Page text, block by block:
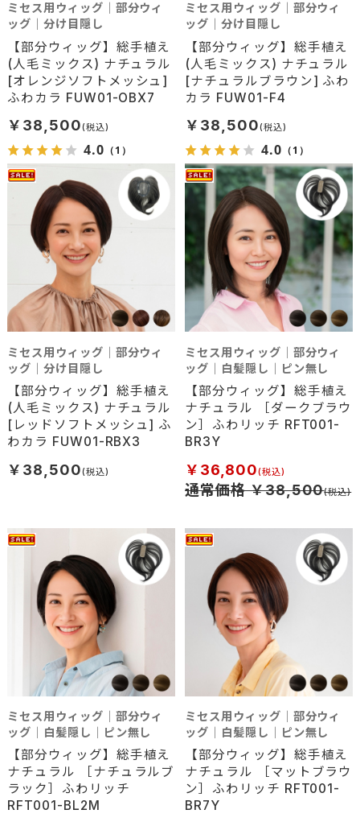
【部分ウィッグ】総手植え
(人毛ミックス) ナチュラル
[オレンジソフトメッシュ]
ふわカラ FUW01-OBX7
ミセス用ウィッグ｜部分ウィ
ッグ｜分け目隠し
￥38,500
4.0 （1）
【部分ウィッグ】総手植え
(人毛ミックス) ナチュラル
[ナチュラルブラウン] ふわ
カラ FUW01-F4
ミセス用ウィッグ｜部分ウィ
ッグ｜分け目隠し
￥38,500
4.0 （1）
【部分ウィッグ】総手植え
(人毛ミックス) ナチュラル
[レッドソフトメッシュ] ふ
わカラ FUW01-RBX3
ミセス用ウィッグ｜部分ウィ
ッグ｜分け目隠し
￥38,500
【部分ウィッグ】総手植え
ナチュラル ［ダークブラウ
ン］ふわリッチ RFT001-
BR3Y
ミセス用ウィッグ｜部分ウィ
ッグ｜白髪隠し｜ピン無し
￥36,800
通常価格 ￥38,500
【部分ウィッグ】総手植え
ナチュラル ［ナチュラルブ
ラック］ふわリッチ
RFT001-BL2M
ミセス用ウィッグ｜部分ウィ
ッグ｜白髪隠し｜ピン無し
【部分ウィッグ】総手植え
ナチュラル ［マットブラウ
ン］ふわリッチ RFT001-
BR7Y
ミセス用ウィッグ｜部分ウィ
ッグ｜白髪隠し｜ピン無し